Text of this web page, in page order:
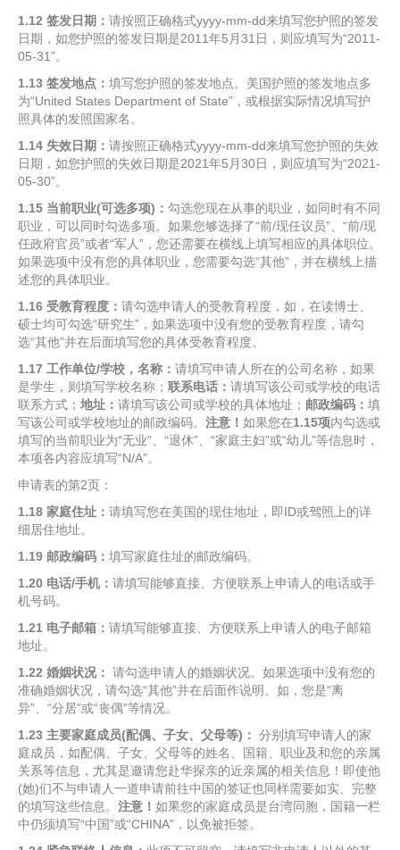
1.12 签发日期： 请按照正确格式yyyy-mm-dd来填写您护照的签发
日期，如您护照的签发日期是2011年5月31日，则应填写为“2011-
05-31”。
1.13 签发地点： 填写您护照的签发地点。美国护照的签发地点多
为“United States Department of State”，或根据实际情况填写护
照具体的发照国家名。
1.14 失效日期： 请按照正确格式yyyy-mm-dd来填写您护照的失效
日期，如您护照的失效日期是2021年5月30日，则应填写为“2021-
05-30”。
1.15 当前职业(可选多项) ： 勾选您现在从事的职业，如同时有不同
职业，可以同时勾选多项。如果您够选择了“前/现任议员”、“前/现
任政府官员”或者“军人”，您还需要在横线上填写相应的具体职位。
如果选项中没有您的具体职业，您需要勾选“其他”，并在横线上描
述您的具体职业。
1.16 受教育程度： 请勾选申请人的受教育程度，如，在读博士、
硕士均可勾选“研究生”，如果选项中没有您的受教育程度，请勾
选“其他”并在后面填写您的具体受教育程度。
1.17 工作单位/学校，名称： 请填写申请人所在的公司名称，如果
是学生，则填写学校名称； 联系电话： 请填写该公司或学校的电话
联系方式； 地址： 请填写该公司或学校的具体地址； 邮政编码： 填
写该公司或学校地址的邮政编码。 注意！ 如果您在1.15项内勾选或
填写的当前职业为“无业”、“退休”、“家庭主妇”或“幼儿”等信息时，
本项各内容应填写“N/A”。
申请表的第2页：
1.18 家庭住址： 请填写您在美国的现住地址，即ID或驾照上的详
细居住地址。
1.19 邮政编码： 填写家庭住址的邮政编码。
1.20 电话/手机： 请填写能够直接、方便联系上申请人的电话或手
机号码。
1.21 电子邮箱： 请填写能够直接、方便联系上申请人的电子邮箱
地址。
1.22 婚姻状况： 请勾选申请人的婚姻状况。如果选项中没有您的
准确婚姻状况，请勾选“其他”并在后面作说明。如，您是“离
异”、“分居”或“丧偶”等情况。
1.23 主要家庭成员(配偶、子女、父母等) ： 分别填写申请人的家
庭成员，如配偶、子女、父母等的姓名、国籍、职业及和您的亲属
关系等信息，尤其是邀请您赴华探亲的近亲属的相关信息！即使他
(她)们不与申请人一道申请前往中国的签证也同样需要如实、完整
的填写这些信息。 注意！ 如果您的家庭成员是台湾同胞，国籍一栏
中仍须填写“中国”或“CHINA”，以免被拒签。